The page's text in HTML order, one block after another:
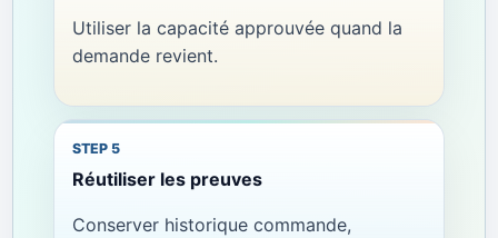
Utiliser la capacité approuvée quand la
demande revient.
Réutiliser les preuves
Conserver historique commande,